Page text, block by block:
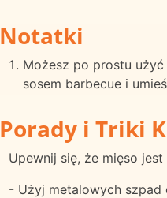
Notatki
Możesz po prostu
sosem barbecue i
Porady i Triki
Upewnij się, że mięso
- Użyj metalowych szpad